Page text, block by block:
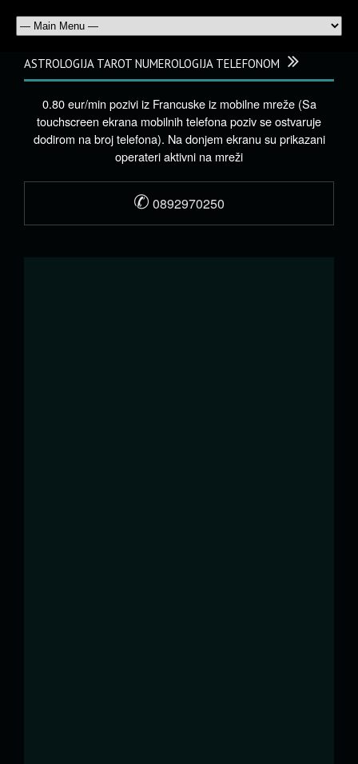
ASTROLOGIJA TAROT NUMEROLOGIJA TELEFONOM
0.80 eur/min pozivi iz Francuske iz mobilne mreže (Sa
touchscreen ekrana mobilnih telefona poziv se ostvaruje
dodirom na broj telefona). Na donjem ekranu su prikazani
operateri aktivni na mreži
✆ 0892970250